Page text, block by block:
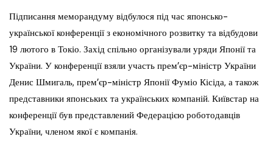
Підписання меморандуму відбулося під час японсько-
української конференції з економічного розвитку та відбудови
19 лютого в Токіо. Захід спільно організували уряди Японії та
України. У конференції взяли участь прем’єр-міністр України
Денис Шмигаль, прем’єр-міністр Японії Фуміо Кісіда, а також
представники японських та українських компаній. Київстар на
конференції був представлений Федерацією роботодавців
України, членом якої є компанія.